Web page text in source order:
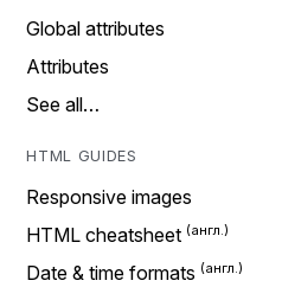
Global attributes
Attributes
See all…
HTML GUIDES
Responsive images
HTML cheatsheet
Date & time formats